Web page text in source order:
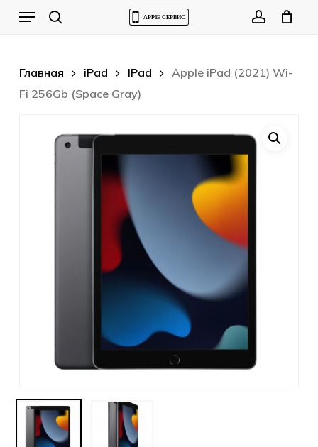
Menu
Главная iPad IPad
Apple iPad (2021) Wi-
Fi 256Gb (Space Gray)